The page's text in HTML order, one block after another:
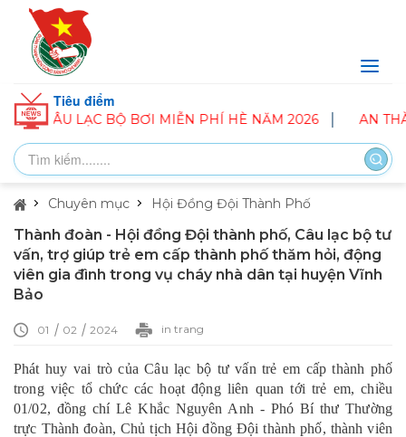
Tiêu điểm
LẠC BỘ BƠI MIỄN PHÍ HÈ NĂM 2026 AN THÀNH:
Chuyên mục Hội Đồng Đội Thành Phố
Thành đoàn - Hội đồng Đội thành phố, Câu lạc bộ tư
vấn, trợ giúp trẻ em cấp thành phố thăm hỏi, động
viên gia đình trong vụ cháy nhà dân tại huyện Vĩnh
Bảo
01 02 2024 in trang
Phát huy vai trò của Câu lạc bộ tư vấn trẻ em cấp thành phố
trong việc tổ chức các hoạt động liên quan tới trẻ em, chiều
01/02, đồng chí Lê Khắc Nguyên Anh - Phó Bí thư Thường
trực Thành đoàn, Chủ tịch Hội đồng Đội thành phố, thành viên